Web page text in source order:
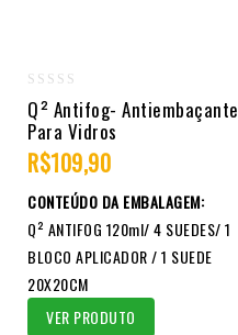
0
out
of
Q² Antifog- Antiembaçante
Para Vidros
R$109,90
CONTEÚDO DA EMBALAGEM:
Q² ANTIFOG 120ml/ 4 SUEDES/ 1
BLOCO APLICADOR / 1 SUEDE
20X20CM
VER PRODUTO